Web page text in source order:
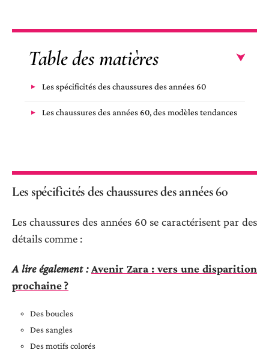
Table des matières
Les spécificités des chaussures des années 60
Les chaussures des années 60, des modèles tendances
Les spécificités des chaussures des années 60
Les chaussures des années 60 se caractérisent par des
détails comme :
A lire également : Avenir Zara : vers une disparition
prochaine ?
Des boucles
Des sangles
Des motifs colorés